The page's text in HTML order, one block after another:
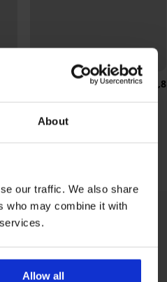
About
our traffic. We also share
who may combine it with
Allow all
4,8
Naadloze boxershort
SilverPro Classic
16,99 €